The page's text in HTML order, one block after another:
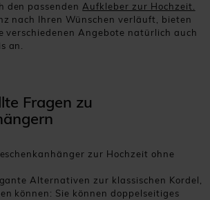
den passendenAufkleber zur Hochzeit.
nach Ihren Wünschen verläuft, bieten
verschiedenen Angebote natürlich auch
an.
Fragen zu
zur Hochzeit ohne
Alternativen zur klassischen Kordel,
können: Sie können doppelseitiges